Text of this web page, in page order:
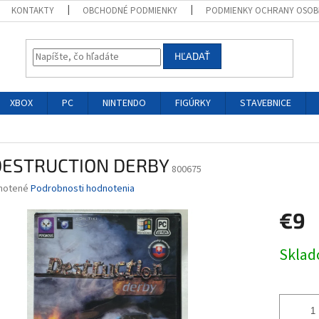
KONTAKTY OBCHODNÉ PODMIENKY PODMIENKY OCHRANY
HĽADAŤ
XBOX PC NINTENDO FIGÚRKY STAVEBNICE
DERBY 800675
Podrobnosti hodnotenia
€9
cena: